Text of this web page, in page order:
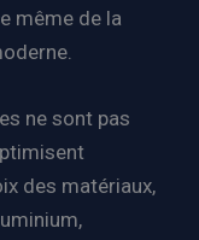
même de la
ne sont pas
des matériaux,